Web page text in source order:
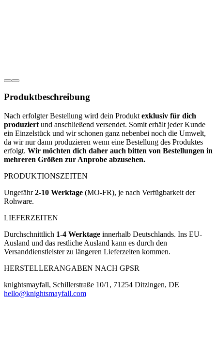
Produkt­­beschreibung
Nach erfolgter Bestellung wird dein Produkt exklusiv für dich
produziert und anschließend versendet. Somit erhält jeder Kunde
ein Einzelstück und wir schonen ganz nebenbei noch die Umwelt,
da wir nur dann produzieren wenn eine Bestellung des Produktes
erfolgt. Wir möchten dich daher auch bitten von Bestellungen in
mehreren Größen zur Anprobe abzusehen.
PRODUKTIONSZEITEN
Ungefähr2-10 Werktage (MO-FR), je nach Verfügbarkeit der
Rohware.
LIEFERZEITEN
Durchschnittlich 1-4 Werktage innerhalb Deutschlands. Ins EU-
Ausland und das restliche Ausland kann es durch den
Versanddienstleister zu längeren Lieferzeiten kommen.
HERSTELLERANGABEN NACH GPSR
knightsmayfall, Schillerstraße 10/1, 71254 Ditzingen, DE
hello@knightsmayfall.com